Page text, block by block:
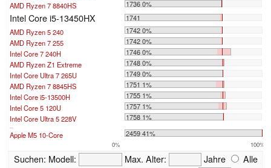
AMD Ryzen 7 8840HS
1736 0%
Intel Core i5-13450HX
1741
AMD Ryzen 5 240
1742 0%
AMD Ryzen 7 255
1742 0%
Intel Core 7 240H
1746 0%
AMD Ryzen Z1 Extreme
1748 0%
Intel Core Ultra 7 265U
1749 0%
AMD Ryzen 7 8845HS
1751 1%
Intel Core i5-13500H
1755 1%
Intel Core 5 120U
1757 1%
Intel Core Ultra 5 228V
1758 1%
Apple M5 10-Core 2459 41%
0% 100%
Suchen: Modell: Max. Alter: Jahre
Alle